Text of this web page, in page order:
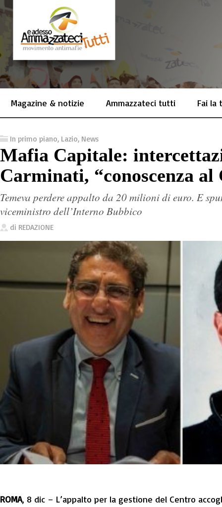
Magazine & notizie Ammazzateci tutti Fai la
In primo piano, Lazio, News
Mafia Capitale:
Carminati, “conoscenza al
Temeva perdere appalto da 20 milioni di euro. E
viceministro dell’Interno Bubbico
di REDAZIONE
ROMA, 8 dic – L’appalto per la gestione del Centro